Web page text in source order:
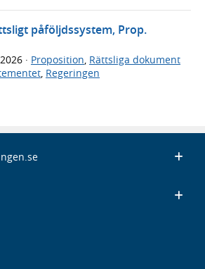
påföljdssystem, Prop.
· Proposition Rättsliga dokument
Regeringen